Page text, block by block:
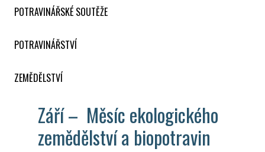
POTRAVINÁŘSKÉ SOUTĚŽE
POTRAVINÁŘSTVÍ
ZEMĚDĚLSTVÍ
Září – Měsíc ekologického
zemědělství a biopotravin